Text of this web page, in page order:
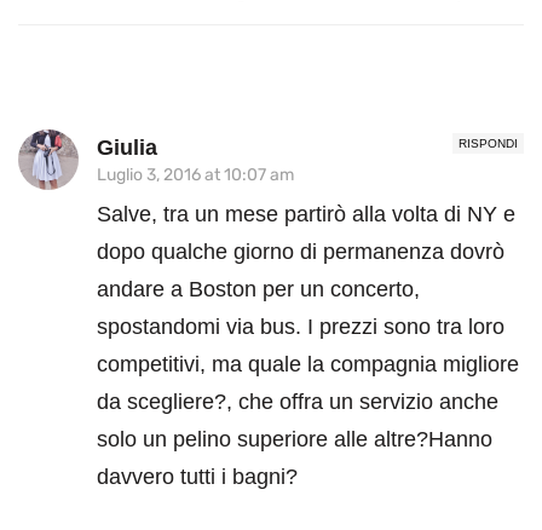
RISPONDI
Giulia
Luglio 3, 2016 at 10:07 am
Salve, tra un mese partirò alla volta di NY e
dopo qualche giorno di permanenza dovrò
andare a Boston per un concerto,
spostandomi via bus. I prezzi sono tra loro
competitivi, ma quale la compagnia migliore
da scegliere?, che offra un servizio anche
solo un pelino superiore alle altre?Hanno
davvero tutti i bagni?